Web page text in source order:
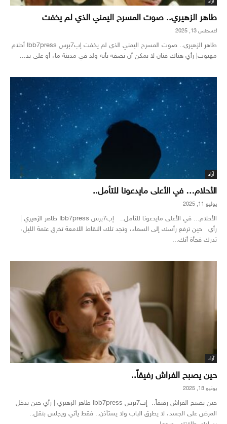
طاهر الزهيري.. صوت المسرح اليمني الذي لم يخفت
أغسطس 13, 2025
طاهر الزهيري.. صوت المسرح اليمني الذي لم يخفت إب7برس Ibb7press أحلام
مهيوب| رأي هناك فنان لا يمكن أن تصفه بأنه ولد في مدينة ما، أو على يد...
آراء
الأحلام… في الأعلى مايدعونا للتأمل..
يوليو 11, 2025
الأحلام... في الأعلى مايدعونا للتأمل.. إب7برس Ibb7press طاهر الزهيري |
رأي حين ترفع رأسك إلى السماء، وتجد تلك النقاط اللامعة تخرق عتمة الليل،
تدرك فجأة أنك...
آراء
حين يصبح الفراش رفيقاً..
يونيو 13, 2025
حين يصبح الفراش رفيقاً.. إب7برس Ibb7press طاهر الزهيري | رأي حين يدخل
المرض على الجسد، لا يطرق الباب ولا يستأذن.. فقط يأتي ويجلس بثقل..